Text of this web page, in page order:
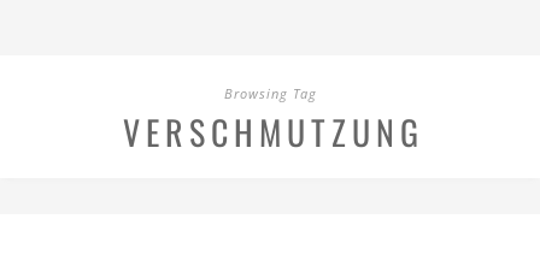
Browsing Tag
VERSCHMUTZUNG